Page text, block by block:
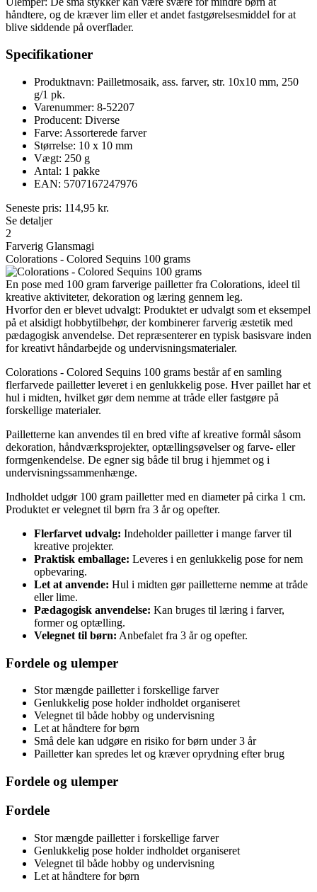
håndtere, og de kræver lim eller et andet fastgørelsesmiddel for at
blive siddende på overflader.
Specifikationer
Produktnavn: Pailletmosaik, ass. farver, str. 10x10 mm, 250
g/1 pk.
Varenummer: 8-52207
Producent: Diverse
Farve: Assorterede farver
Størrelse: 10 x 10 mm
Vægt: 250 g
Antal: 1 pakke
EAN: 5707167247976
Seneste pris: 114,95 kr.
Se detaljer
2
Farverig Glansmagi
Colorations - Colored Sequins 100 grams
En pose med 100 gram farverige pailletter fra Colorations, ideel til
kreative aktiviteter, dekoration og læring gennem leg.
Hvorfor den er blevet udvalgt: Produktet er udvalgt som et eksempel
på et alsidigt hobbytilbehør, der kombinerer farverig æstetik med
pædagogisk anvendelse. Det repræsenterer en typisk basisvare inden
for kreativt håndarbejde og undervisningsmaterialer.
Colorations - Colored Sequins 100 grams består af en samling
flerfarvede pailletter leveret i en genlukkelig pose. Hver paillet har et
hul i midten, hvilket gør dem nemme at tråde eller fastgøre på
forskellige materialer.
Pailletterne kan anvendes til en bred vifte af kreative formål såsom
dekoration, håndværksprojekter, optællingsøvelser og farve- eller
formgenkendelse. De egner sig både til brug i hjemmet og i
undervisningssammenhænge.
Indholdet udgør 100 gram pailletter med en diameter på cirka 1 cm.
Produktet er velegnet til børn fra 3 år og opefter.
Flerfarvet udvalg: Indeholder pailletter i mange farver til
kreative projekter.
Praktisk emballage: Leveres i en genlukkelig pose for nem
opbevaring.
Let at anvende: Hul i midten gør pailletterne nemme at tråde
eller lime.
Pædagogisk anvendelse: Kan bruges til læring i farver,
former og optælling.
Velegnet til børn: Anbefalet fra 3 år og opefter.
Fordele og ulemper
Stor mængde pailletter i forskellige farver
Genlukkelig pose holder indholdet organiseret
Velegnet til både hobby og undervisning
Let at håndtere for børn
Små dele kan udgøre en risiko for børn under 3 år
Pailletter kan spredes let og kræver oprydning efter brug
Fordele og ulemper
Fordele
Stor mængde pailletter i forskellige farver
Genlukkelig pose holder indholdet organiseret
Velegnet til både hobby og undervisning
Let at håndtere for børn